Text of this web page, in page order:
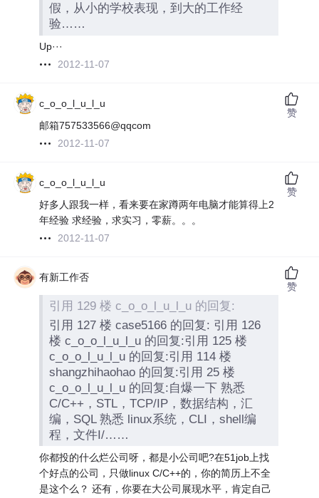
假，从小的学校表现，到大的工作经
验……
Up···
2012-11-07
c_o_o_l_u_l_u
邮箱757533566@qqcom
2012-11-07
赞
c_o_o_l_u_l_u
好多人跟我一样，看来要在家蹲两年电脑才能算得上2
年经验 求经验，求实习，零薪。。。
2012-11-07
赞
有新工作否
引用 129 楼 c_o_o_l_u_l_u 的回复:
引用 127 楼 case5166 的回复: 引用 126
楼 c_o_o_l_u_l_u 的回复:引用 125 楼
c_o_o_l_u_l_u 的回复:引用 114 楼
shangzhihaohao 的回复:引用 25 楼
c_o_o_l_u_l_u 的回复:自爆一下 熟悉
C/C++，STL，TCP/IP，数据结构，汇
编，SQL 熟悉 linux系统，CLI，shell编
程，文件I/……
你都投的什么烂公司呀，都是小公司吧?在51job上找
个好点的公司，只做linux C/C++的，你的简历上不全
是这个么？ 还有，你要在大公司展现水平，肯定自己
赞